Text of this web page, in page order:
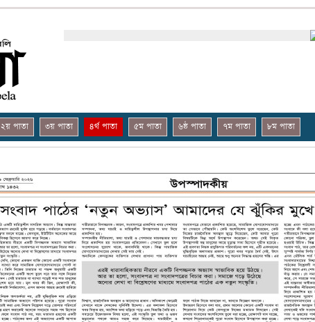
২য় পাতা ৩য় পাতা ৪র্থ পাতা ৫ম পাতা ৬ষ্ঠ পাতা ৭ম পাতা ৮ম পাতা